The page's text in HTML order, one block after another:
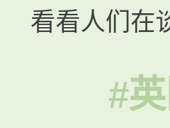
看看人们在
#